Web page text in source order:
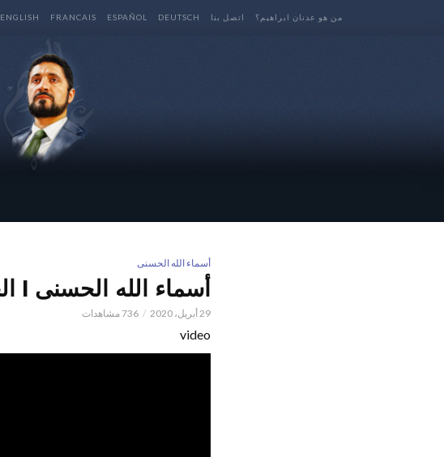
من هو عدنان ابراهيم؟ اتصل بنا DEUTSCH
ESPAÑOL
FRANCAIS
ENGLISH
أسماء الله الحسنى
أسماء الله الحسنى l الحلقة 6
29 أبريل، 2020 736 مشاهدات
video